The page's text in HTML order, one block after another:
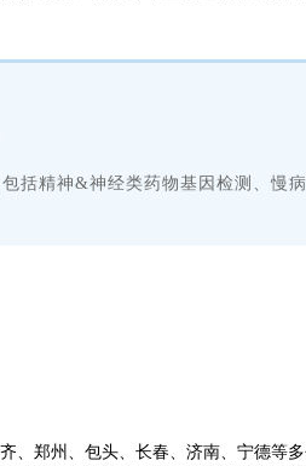
括精神&神经类药物基因检测、慢
郑州、包头、长春、济南、宁德等